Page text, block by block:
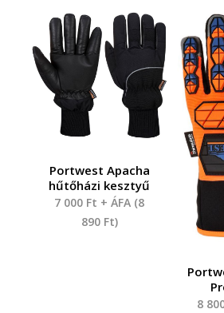
Portwest Apacha
hűtőházi kesztyű
7 000 Ft + ÁFA (8
890 Ft)
8